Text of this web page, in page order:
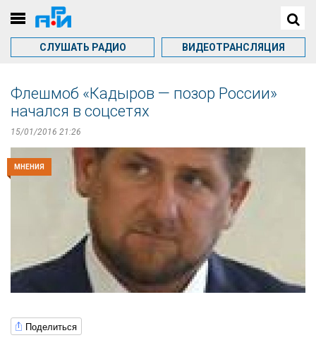
СЛУШАТЬ РАДИО ВИДЕОТРАНСЛЯЦИЯ
Флешмоб «Кадыров — позор России»
начался в соцсетях
15/01/2016 21:26
МНЕНИЯ
Поделиться